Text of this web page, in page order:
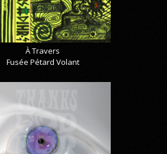
À Travers
Fusée Pétard Volant